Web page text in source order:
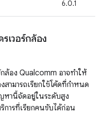
6.0.1
เวอร์กล้อง
ล้อง Qualcomm อาจทำให้
ามารถเรียกใช้โค้ดที่กำหนด
หานี้จัดอยู่ในระดับสูง
การที่เรียกคนขับได้ก่อน